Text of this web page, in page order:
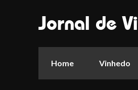
Jornal de
Home Vinhedo